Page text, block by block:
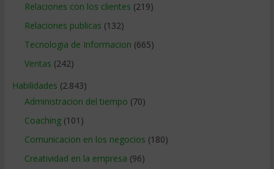
Relaciones con los clientes (219)
Relaciones publicas (132)
Tecnologia de Informacion (665)
Ventas (242)
Habilidades (2.843)
Administracion del tiempo (70)
Coaching(101)
Comunicacion en los negocios (180)
Creatividad en la empresa (96)